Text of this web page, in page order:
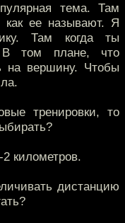
тема. Там
как ее называют. Я
Там когда ты
В том плане, что
на вершину. Чтобы
тренировки, то
километров.
дистанцию